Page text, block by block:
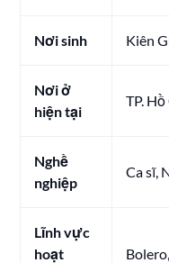
Nơi sinh Kiên
Nơi ở
hiện tại
TP.
Nghề
nghiệp
Ca sĩ,
Lĩnh vực
hoạt